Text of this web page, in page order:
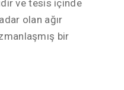
ve tesis içinde
olan ağır
bir